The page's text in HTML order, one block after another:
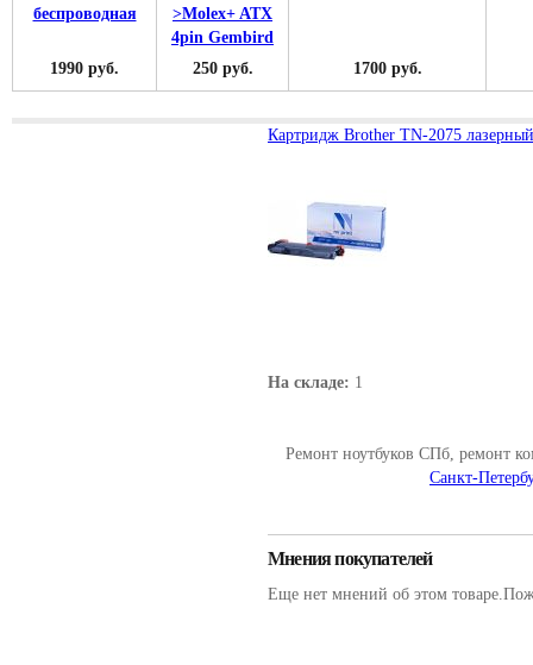
1990 руб. 250 руб. 1700 руб.
Картридж Brother TN-2075
На складе: 1
Ремонт ноутбуков СПб, ремонт
Санкт-
Мнения покупателей
Еще нет мнений об этом